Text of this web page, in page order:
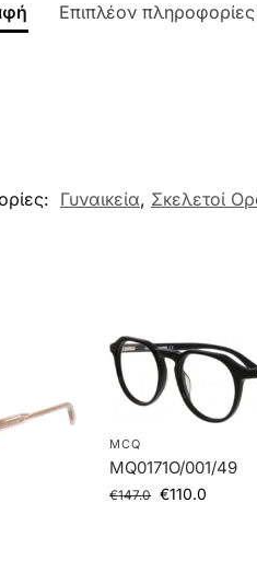
Επιπλέον πληροφορίες
Γυναικεία, Σκελετοί
MCQ
MQ0171O/001/49
€147.0 €110.0